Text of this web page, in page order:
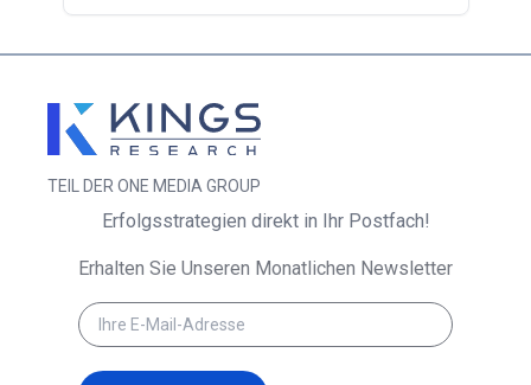
TEIL DER ONE MEDIA GROUP
Erfolgsstrategien direkt in Ihr Postfach!
Erhalten Sie Unseren Monatlichen Newsletter